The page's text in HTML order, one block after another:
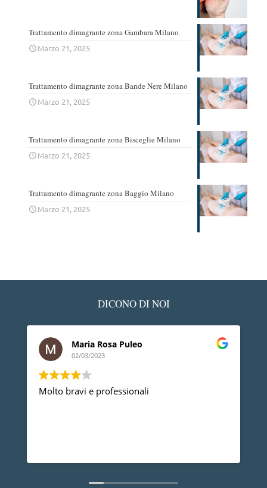
Trattamento dimagrante zona Gambara Milano
Marzo 21, 2025
Trattamento dimagrante zona Bande Nere Milano
Marzo 21, 2025
Trattamento dimagrante zona Bisceglie Milano
Marzo 21, 2025
Trattamento dimagrante zona Baggio Milano
Marzo 21, 2025
DICONO DI NOI
Maria Rosa Puleo
02/03/2023
Molto bravi e professionali